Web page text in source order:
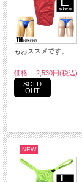
もおススメです。
価格： 2,530円(税込)
SOLD
OUT
NEW